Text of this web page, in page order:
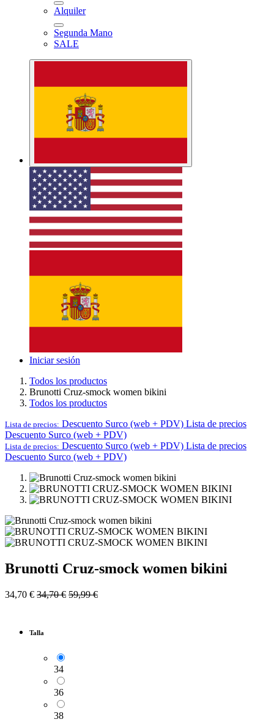
Alquiler
Segunda Mano
SALE
Iniciar sesión
Todos los productos
Brunotti Cruz-smock women bikini
Todos los productos
Lista de precios: Descuento Surco (web + PDV) Lista de precios
Descuento Surco (web + PDV)
Lista de precios: Descuento Surco (web + PDV) Lista de precios
Descuento Surco (web + PDV)
Brunotti Cruz-smock women bikini
34,70 € 34,70€ 59,99€
Talla
34
36
38